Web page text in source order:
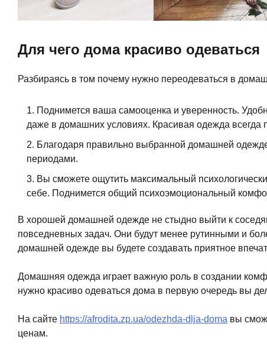
Для чего дома красиво одеваться
Разбираясь в том почему нужно переодеваться в
Поднимется ваша самооценка и уверенность.
даже в домашних условиях. Красивая одежда
Благодаря правильно выбранной домашней
периодами.
Вы сможете ощутить максимальный
себе. Поднимется общий психоэмоциональный
В хорошей домашней одежде не стыдно выйти к
повседневных задач. Они будут менее рутинными и
домашней одежде вы будете создавать приятное
Домашняя одежда играет важную роль в создании
нужно красиво одеваться дома в первую очередь вы
На сайте https://afrodita.zp.ua/odezhda-dlja-doma вы
ценам.